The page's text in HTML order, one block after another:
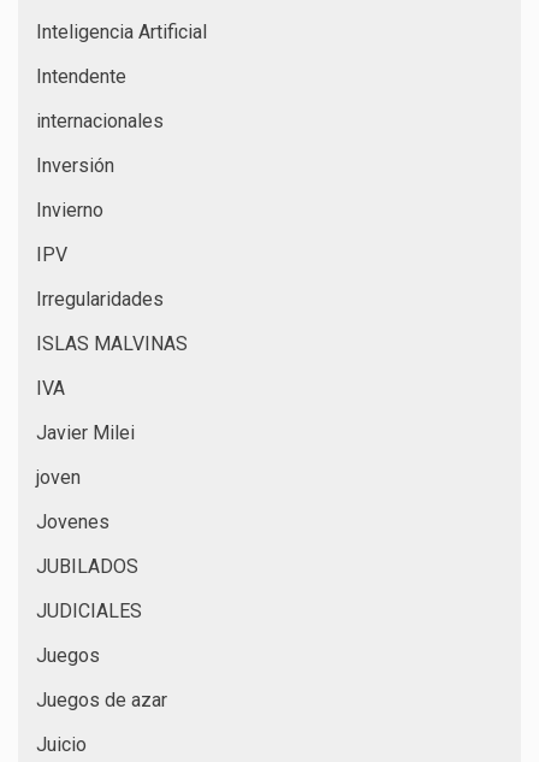
Inteligencia Artificial
Intendente
internacionales
Inversión
Invierno
IPV
Irregularidades
ISLAS MALVINAS
IVA
Javier Milei
joven
Jovenes
JUBILADOS
JUDICIALES
Juegos
Juegos de azar
Juicio